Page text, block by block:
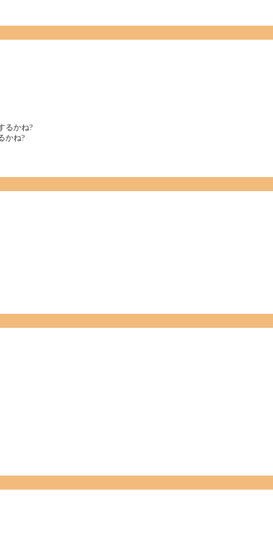
るかね?
かね?